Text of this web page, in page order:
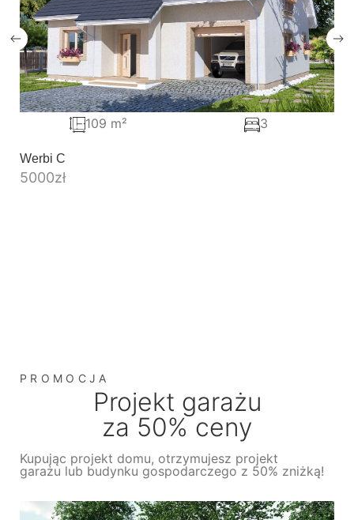
Werbi C
5000zł
109 m² 3
PROMOCJA
Projekt garażu
za 50% ceny
Kupując projekt domu, otrzymujesz projekt
garażu lub budynku gospodarczego z 50% zniżką!